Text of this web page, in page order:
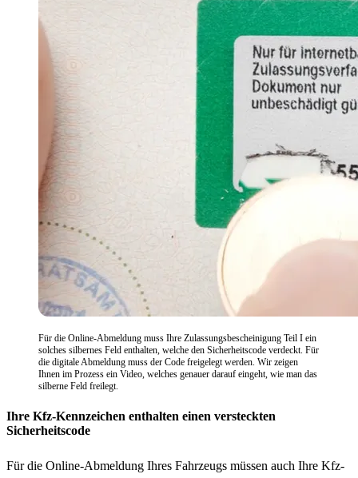
Für die Online-Abmeldung muss Ihre Zulassungsbescheinigung Teil I ein
solches silbernes Feld enthalten, welche den Sicherheitscode verdeckt. Für
die digitale Abmeldung muss der Code freigelegt werden. Wir zeigen
Ihnen im Prozess ein Video, welches genauer darauf eingeht, wie man das
silberne Feld freilegt.
Ihre Kfz-Kennzeichen enthalten einen versteckten
Sicherheitscode
Für die Online-Abmeldung Ihres Fahrzeugs müssen auch Ihre Kfz-